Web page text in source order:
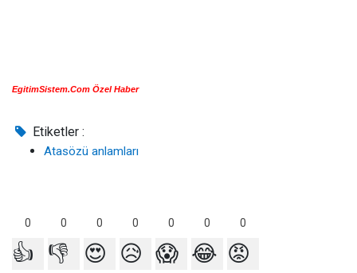
EgitimSistem.Com Özel Haber
Etiketler :
Atasözü anlamları
0 0 0 0 0 0 0
👍 👎 😍 😥 😱 😂 😡